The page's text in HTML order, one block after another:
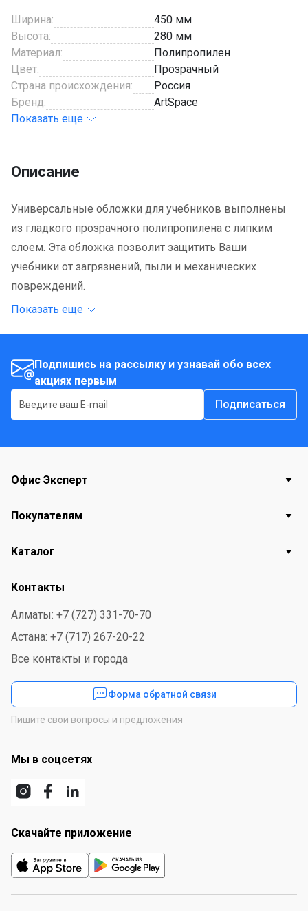
Ширина:
450 мм
Высота:
280 мм
Материал:
Полипропилен
Цвет:
Прозрачный
Страна происхождения:
Россия
Бренд:
ArtSpace
Показать еще
Описание
Универсальные обложки для учебников выполнены
из гладкого прозрачного полипропилена с липким
слоем. Эта обложка позволит защитить Ваши
учебники от загрязнений, пыли и механических
повреждений.
Показать еще
Подпишись на рассылку и узнавай обо всех
акциях первым
Подписаться
Офис Эксперт
Покупателям
Каталог
Контакты
Алматы: +7 (727) 331-70-70
Астана: +7 (717) 267-20-22
Все контакты и города
Форма обратной связи
Пишите свои вопросы и предложения
Мы в соцсетях
Скачайте приложение